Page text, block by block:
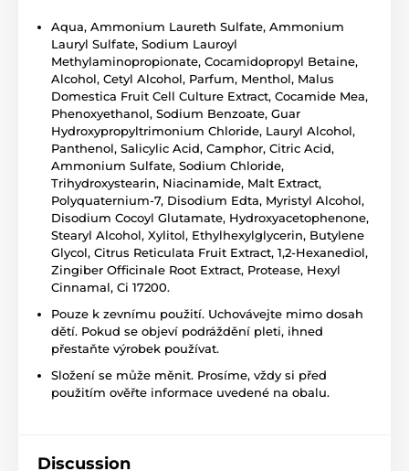
Aqua, Ammonium Laureth Sulfate, Ammonium
Lauryl Sulfate, Sodium Lauroyl
Methylaminopropionate, Cocamidopropyl Betaine,
Alcohol, Cetyl Alcohol, Parfum, Menthol, Malus
Domestica Fruit Cell Culture Extract, Cocamide Mea,
Phenoxyethanol, Sodium Benzoate, Guar
Hydroxypropyltrimonium Chloride, Lauryl Alcohol,
Panthenol, Salicylic Acid, Camphor, Citric Acid,
Ammonium Sulfate, Sodium Chloride,
Trihydroxystearin, Niacinamide, Malt Extract,
Polyquaternium-7, Disodium Edta, Myristyl Alcohol,
Disodium Cocoyl Glutamate, Hydroxyacetophenone,
Stearyl Alcohol, Xylitol, Ethylhexylglycerin, Butylene
Glycol, Citrus Reticulata Fruit Extract, 1,2-Hexanediol,
Zingiber Officinale Root Extract, Protease, Hexyl
Cinnamal, Ci 17200.
Pouze k zevnímu použití. Uchovávejte mimo dosah
dětí. Pokud se objeví podráždění pleti, ihned
přestaňte výrobek používat.
Složení se může měnit. Prosíme, vždy si před
použitím ověřte informace uvedené na obalu.
Discussion